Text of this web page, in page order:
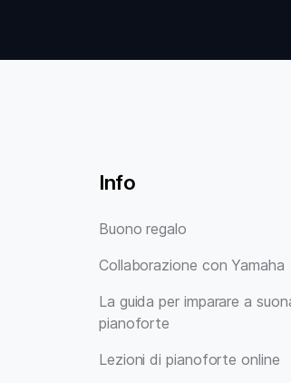
Info
Buono regalo
Collaborazione con Yamaha
La guida per imparare a
pianoforte
Lezioni di pianoforte online